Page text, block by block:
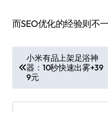
而SEO优化的经验则不
章
导
航
小米有品上架足浴神
器：10秒快速出雾+39
9元